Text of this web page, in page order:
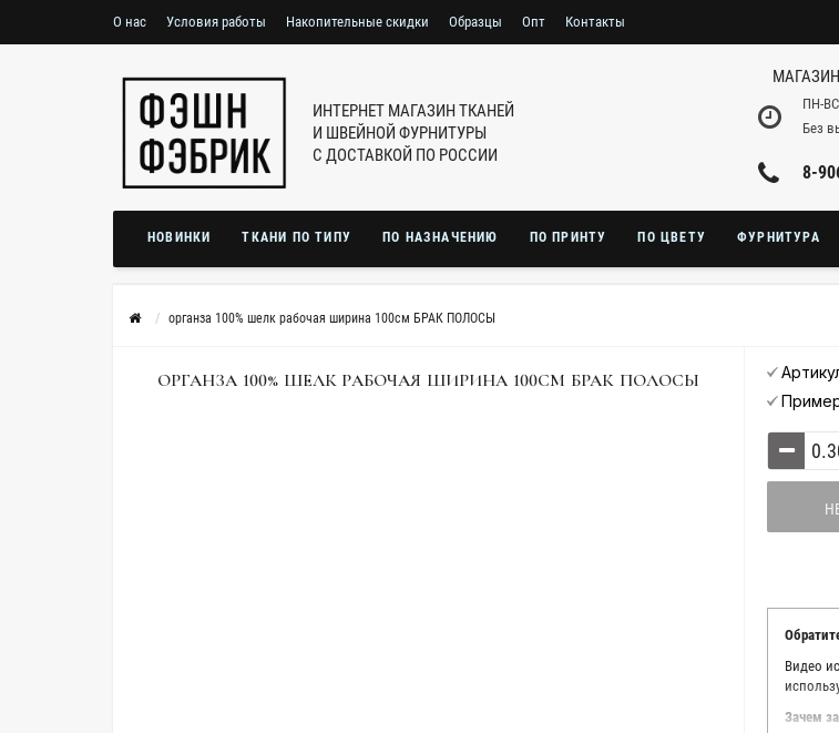
О нас Условия работы Накопительные скидки Образцы Опт Контакты
ИНТЕРНЕТ МАГАЗИН ТКАНЕЙ
И ШВЕЙНОЙ ФУРНИТУРЫ
С ДОСТАВКОЙ ПО РОССИИ
ПН-
Без
8-
НОВИНКИ ТКАНИ ПО ТИПУ ПО НАЗНАЧЕНИЮ ПО ПРИНТУ ПО ЦВЕТУ ФУРНИТУРА
органза 100% шелк рабочая ширина 100см БРАК ПОЛОСЫ
ОРГАНЗА 100% ШЕЛК РАБОЧАЯ ШИРИНА 100СМ БРАК ПОЛОСЫ
Видео
Зачем